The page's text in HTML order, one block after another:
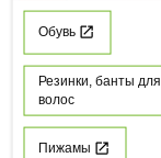
Обувь
Резинки, банты для
волос
Пижамы